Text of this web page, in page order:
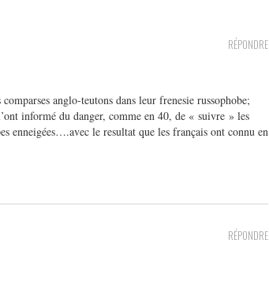
RÉPONDRE
anglo-teutons dans leur frenesie russophobe;
informé du danger, comme en 40, de « suivre » les
enneigées….avec le resultat que les français ont connu en
RÉPONDRE